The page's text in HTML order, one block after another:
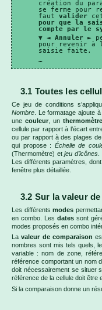
création du
se ferme pour
fautvalider
pour que la
compte par le
▼ ◄Annuler ►
pour revenir à
saisie faite.
…
3.1 Toutes les
Ce jeu de conditions
Nombre . Le formatage ajoute
unecouleur , unthermomètre
cellule par rapport à l’écart
ou par rapport à des plages
qui propose : Échelle de
(Thermomètre) etjeu d’icônes
Les différents paramètres,
fenêtre plus détaillée.
3.2 Sur la valeur
Les différentsmodes
en combo. Les dates sont
modes proposés en combo
Lavaleur de comparaison
nombres sont mis tels quels,
variable : nom de zone,
référence comportant un nom
doit nécessairement se situer
référence de la cellule doit être
Si la comparaison donne un